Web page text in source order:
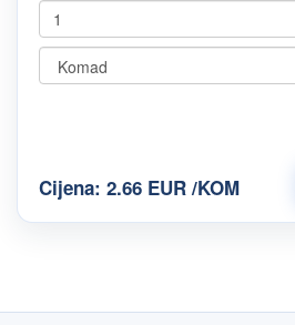
Cijena: 2.66 EUR /KOM